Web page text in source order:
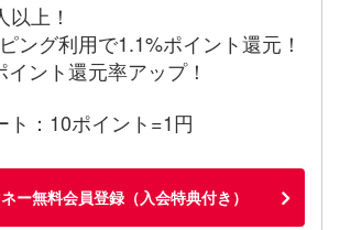
上！
ング利用で1.1%ポイント還元！
ント還元率アップ！
ト：10ポイント=1円
ー無料会員登録（入会特典付き）